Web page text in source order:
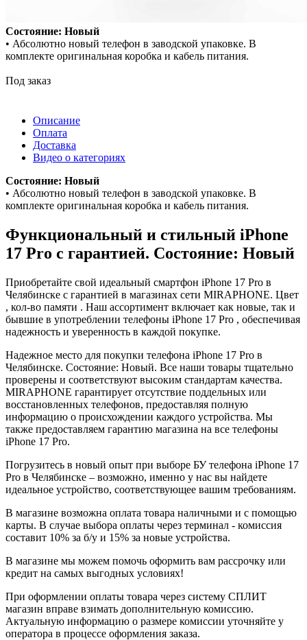
Состояние: Новый
• Абсолютно новый телефон в заводской упаковке. В
комплекте оригинальная коробка и кабель питания.
Под заказ
Описание
Оплата
Доставка
Видео о категориях
Состояние: Новый
• Абсолютно новый телефон в заводской упаковке. В
комплекте оригинальная коробка и кабель питания.
Функциональный и стильный iPhone
17 Pro с гарантией. Состояние: Новый
Приобретайте свой идеальный смартфон iPhone 17 Pro в
Челябинске с гарантией в магазинах сети MIRAPHONE. Цвет
, кол-во памяти . Наш ассортимент включает как новые, так и
бывшие в употреблении телефоны iPhone 17 Pro , обеспечивая
надежность и уверенность в каждой покупке.
Надежное место для покупки телефона iPhone 17 Pro в
Челябинске. Состояние: Новый. Все наши товары тщательно
проверены и соответствуют высоким стандартам качества.
MIRAPHONE гарантирует отсутствие поддельных или
восстановленных телефонов, предоставляя полную
информацию о происхождении каждого устройства. Мы
также предоставляем гарантию магазина на все телефоны
iPhone 17 Pro.
Погрузитесь в новый опыт при выборе БУ телефона iPhone 17
Pro в Челябинске – возможно, именно у нас вы найдете
идеальное устройство, соответствующее вашим требованиям.
В магазине возможна оплата товара наличными и с помощью
карты. В случае выбора оплаты через терминал - комиссия
составит 10% за б/у и 15% за новые устройства.
В магазине мы можем помочь оформить вам рассрочку или
кредит на самых выгодных условиях!
При оформлении оплаты товара через систему СПЛИТ
магазин вправе взимать дополнительную комиссию.
Актуальную информацию о размере комиссии уточняйте у
оператора в процессе оформления заказа.